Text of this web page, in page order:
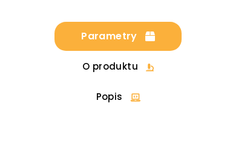
Parametry
O produktu
Popis